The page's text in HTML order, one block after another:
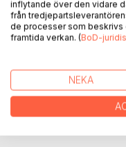
FÖRFATTARE
RECENSIONER
inflytande över den vidare
från
de processer som beskrivs
framtida verkan. (BoD-
NEKA